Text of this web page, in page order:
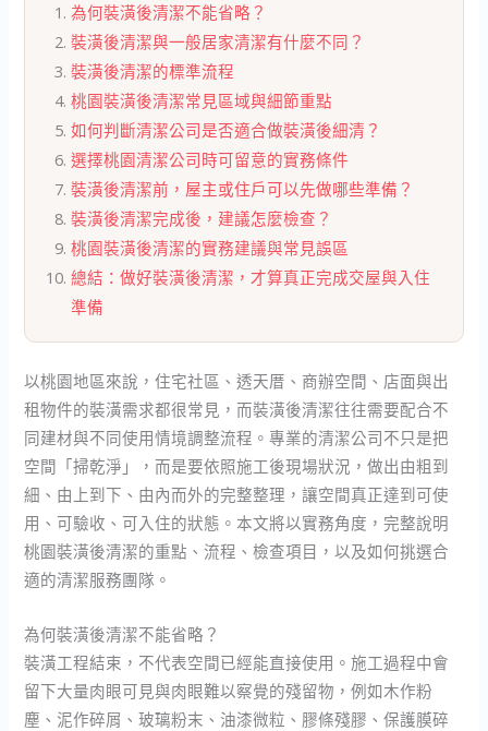
為何裝潢後清潔不能省略？
裝潢後清潔與一般居家清潔有什麼不同？
裝潢後清潔的標準流程
桃園裝潢後清潔常見區域與細節重點
如何判斷清潔公司是否適合做裝潢後細清？
選擇桃園清潔公司時可留意的實務條件
裝潢後清潔前，屋主或住戶可以先做哪些準備？
裝潢後清潔完成後，建議怎麼檢查？
桃園裝潢後清潔的實務建議與常見誤區
總結：做好裝潢後清潔，才算真正完成交屋與入住
準備
以桃園地區來說，住宅社區、透天厝、商辦空間、店面與出
租物件的裝潢需求都很常見，而裝潢後清潔往往需要配合不
同建材與不同使用情境調整流程。專業的清潔公司不只是把
空間「掃乾淨」，而是要依照施工後現場狀況，做出由粗到
細、由上到下、由內而外的完整整理，讓空間真正達到可使
用、可驗收、可入住的狀態。本文將以實務角度，完整說明
桃園裝潢後清潔的重點、流程、檢查項目，以及如何挑選合
適的清潔服務團隊。
為何裝潢後清潔不能省略？
裝潢工程結束，不代表空間已經能直接使用。施工過程中會
留下大量肉眼可見與肉眼難以察覺的殘留物，例如木作粉
塵、泥作碎屑、玻璃粉末、油漆微粒、膠條殘膠、保護膜碎